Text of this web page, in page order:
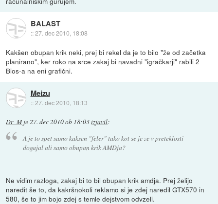
BALAST
::27. dec 2010, 18:08
Kakšen obupan krik neki, prej bi rekel da je to bilo "že od začetka
planirano", ker roko na srce zakaj bi navadni "igračkarji" rabili 2
Bios-a na eni grafični.
Meizu
::27. dec 2010, 18:13
Dr_Mje27. dec 2010 ob 18:03izjavil:
A je to spet samo kaksen "feler" tako kot se je ze v preteklosti
dogajal ali samo obupan krik AMDja?
Ne vidim razloga, zakaj bi to bil obupan krik amdja. Prej želijo
naredit še to, da kakršnokoli reklamo si je zdej naredil GTX570 in
580, še to jim bojo zdej s temle dejstvom odvzeli.